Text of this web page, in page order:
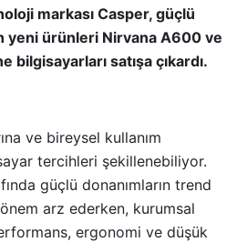
markası Casper, güçlü
yeni ürünleri Nirvana A600 ve
bilgisayarları satışa çıkardı.
ve bireysel kullanım
tercihleri şekillenebiliyor.
güçlü donanımların trend
arz ederken, kurumsal
ergonomi ve düşük